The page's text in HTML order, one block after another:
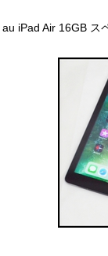
au iPad Air 16GB ス